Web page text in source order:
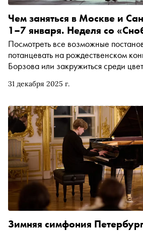
31 декабря 2025 г.
Чем заняться в Москве и
1–7 января. Неделя со
Посмотреть все возможные
потанцевать на рождественском
Борзова или закружиться среди
заняться и куда сходить на
Зимняя симфония